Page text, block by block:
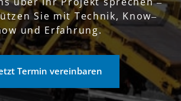
Sie mit Technik, Know‒
und Erfahrung.
Termin vereinbaren